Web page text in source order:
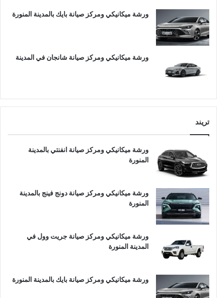
ورشة ميكانيكي ومركز صيانة بايك بالمدينة المنورة
ورشة ميكانيكي ومركز صيانة شانجان في المدينة
تريند
ورشة ميكانيكي ومركز صيانة انفنتي بالمدينة
المنورة
ورشة ميكانيكي ومركز صيانة دونج فينج بالمدينة
المنورة
ورشة ميكانيكي ومركز صيانة جريت وول في
المدينة المنورة
ورشة ميكانيكي ومركز صيانة بايك بالمدينة المنورة